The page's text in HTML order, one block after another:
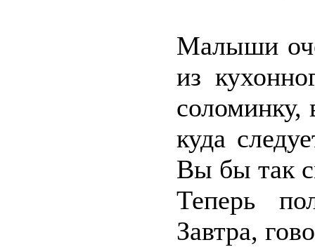
Малыши
из
соломинку,
куда
Вы бы так
Теперь
Завтра,